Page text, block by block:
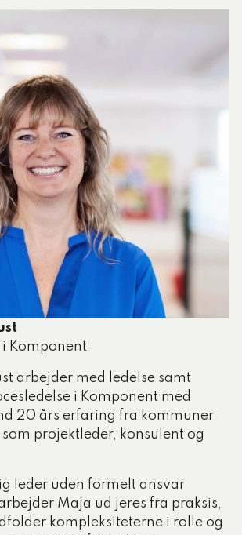
Komponent
arbejder med ledelse samt
i Komponent med
20 års erfaring fra kommuner
projektleder, konsulent og
leder uden formelt ansvar
Maja ud jeres fra praksis,
kompleksiteterne i rolle og